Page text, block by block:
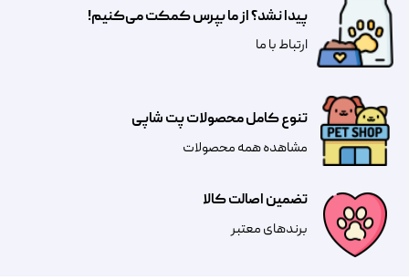
تضمین اصالت کالا
​​برندهای معتبر​​​​​​​
تنوع کامل محصولات پت شاپی
مشاهده همه محصولات
پیدا نشد؟ از ما بپرس کمکت می‌کنیم!
​​​ارتباط با ما